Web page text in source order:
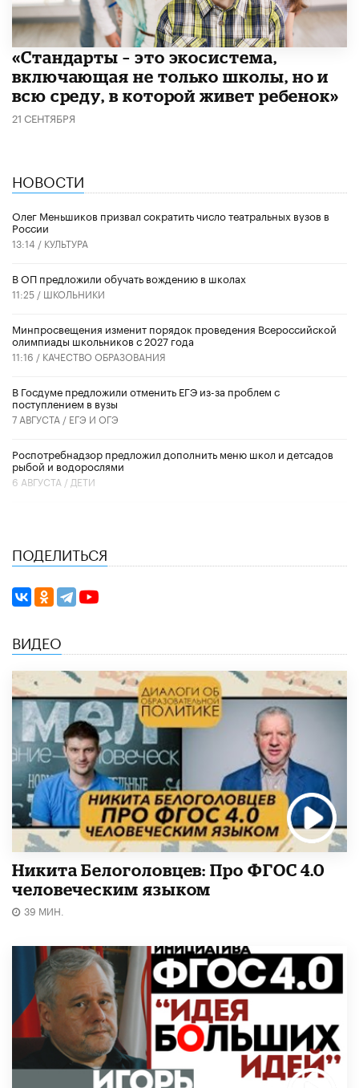
​«Стандарты – это экосистема,
включающая не только школы, но и
всю среду, в которой живет ребенок»
21 СЕНТЯБРЯ
НОВОСТИ
Олег Меньшиков призвал сократить число театральных вузов в
России
13:14 / КУЛЬТУРА
В ОП предложили обучать вождению в школах
11:25 / ШКОЛЬНИКИ
Минпросвещения изменит порядок проведения Всероссийской
олимпиады школьников с 2027 года
11:16 / КАЧЕСТВО ОБРАЗОВАНИЯ
В Госдуме предложили отменить ЕГЭ из-за проблем с
поступлением в вузы
7 АВГУСТА / ЕГЭ И ОГЭ
Роспотребнадзор предложил дополнить меню школ и детсадов
рыбой и водорослями
6 АВГУСТА / ДЕТИ
ПОДЕЛИТЬСЯ
ВИДЕО
Никита Белоголовцев: Про ФГОС 4.0
человеческим языком
39 МИН.